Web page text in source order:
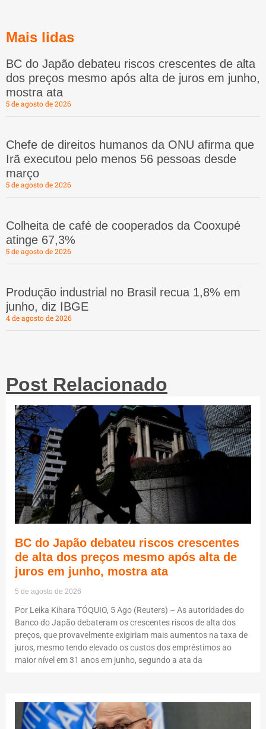
Mais lidas
BC do Japão debateu riscos crescentes de alta
dos preços mesmo após alta de juros em junho,
mostra ata
5 de agosto de 2026
Chefe de direitos humanos da ONU afirma que
Irã executou pelo menos 56 pessoas desde
março
5 de agosto de 2026
Colheita de café de cooperados da Cooxupé
atinge 67,3%
5 de agosto de 2026
Produção industrial no Brasil recua 1,8% em
junho, diz IBGE
4 de agosto de 2026
Post Relacionado
BC do Japão debateu riscos crescentes
de alta dos preços mesmo após alta de
juros em junho, mostra ata
5 de agosto de 2026
Por Leika Kihara TÓQUIO, 5 Ago (Reuters) – As autoridades do
Banco do Japão debateram os crescentes riscos de alta dos
preços, que provavelmente exigiriam mais aumentos na taxa de
juros, mesmo tendo elevado os custos dos empréstimos ao
maior nível em 31 anos em junho, segundo a ata da